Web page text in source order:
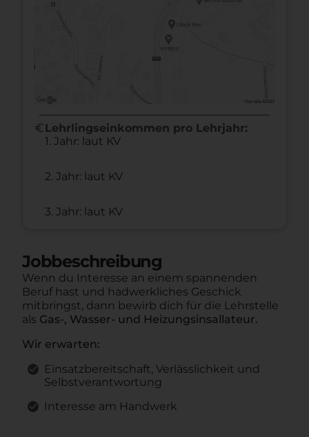
euro Lehrlingseinkommen pro Lehrjahr:
1. Jahr: laut KV
2. Jahr: laut KV
3. Jahr: laut KV
Jobbeschreibung
Wenn du Interesse an einem spannenden
Beruf hast und hadwerkliches Geschick
mitbringst, dann bewirb dich für die Lehrstelle
als Gas-, Wasser- und Heizungsinsallateur.
Wir erwarten:
Einsatzbereitschaft, Verlässlichkeit und
Selbstverantwortung
Interesse am Handwerk